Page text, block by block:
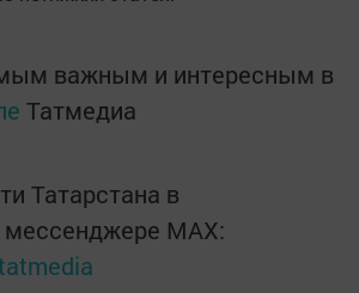
важным и интересным в
Татмедиа
Татарстана в
MАХ: